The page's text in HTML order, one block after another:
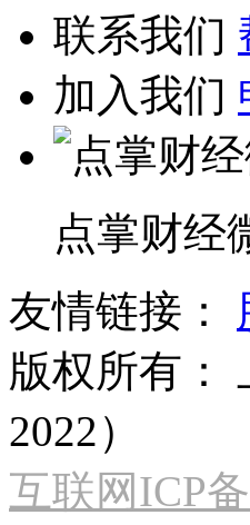
联系我们
加入我们
点掌财经
友情链接：
版权所有：
2022）
互联网ICP